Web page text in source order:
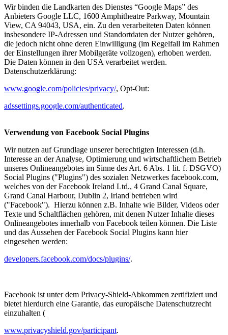
Wir binden die Landkarten des Dienstes “Google Maps” des
Anbieters Google LLC, 1600 Amphitheatre Parkway, Mountain
View, CA 94043, USA, ein. Zu den verarbeiteten Daten können
insbesondere IP-Adressen und Standortdaten der Nutzer gehören,
die jedoch nicht ohne deren Einwilligung (im Regelfall im Rahmen
der Einstellungen ihrer Mobilgeräte vollzogen), erhoben werden.
Die Daten können in den USA verarbeitet werden.
Datenschutzerklärung:
www.google.com/policies/privacy/, Opt-Out:
adssettings.google.com/authenticated.
Verwendung von Facebook Social Plugins
Wir nutzen auf Grundlage unserer berechtigten Interessen (d.h.
Interesse an der Analyse, Optimierung und wirtschaftlichem Betrieb
unseres Onlineangebotes im Sinne des Art. 6 Abs. 1 lit. f. DSGVO)
Social Plugins ("Plugins") des sozialen Netzwerkes facebook.com,
welches von der Facebook Ireland Ltd., 4 Grand Canal Square,
Grand Canal Harbour, Dublin 2, Irland betrieben wird
("Facebook"). Hierzu können z.B. Inhalte wie Bilder, Videos oder
Texte und Schaltflächen gehören, mit denen Nutzer Inhalte dieses
Onlineangebotes innerhalb von Facebook teilen können. Die Liste
und das Aussehen der Facebook Social Plugins kann hier
eingesehen werden:
developers.facebook.com/docs/plugins/.
Facebook ist unter dem Privacy-Shield-Abkommen zertifiziert und
bietet hierdurch eine Garantie, das europäische Datenschutzrecht
einzuhalten (
www.privacyshield.gov/participant.